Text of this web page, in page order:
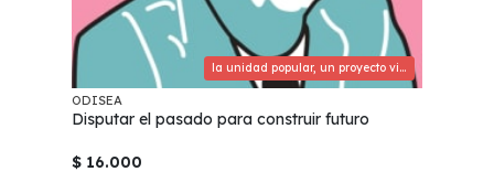
la unidad popular, un proyecto vigente
ODISEA
Disputar el pasado para construir futuro
$ 16.000